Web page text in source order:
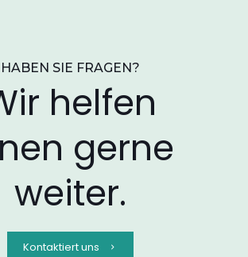
HABEN SIE FRAGEN?
helfen
gerne
weiter.
Kontaktiert uns